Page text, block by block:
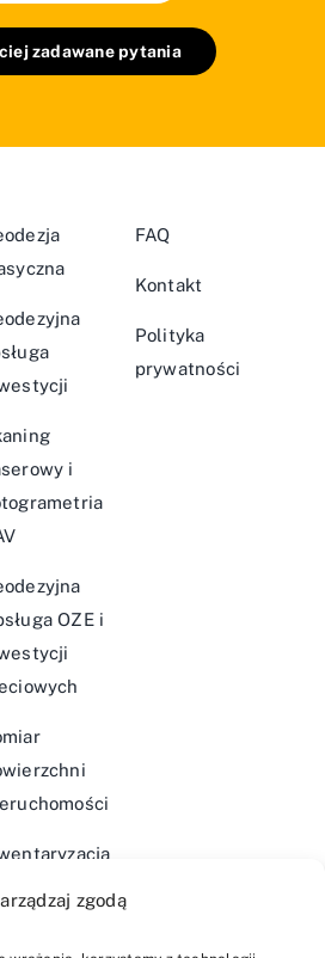
zgodą
zadawane pytania
i
OZE i
FAQ
Kontakt
Polityka
prywatności